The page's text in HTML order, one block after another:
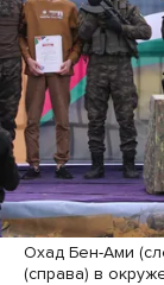
Охад Бен-Ами
(справа) в